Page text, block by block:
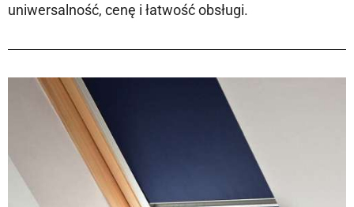
uniwersalność, cenę i łatwość obsługi.